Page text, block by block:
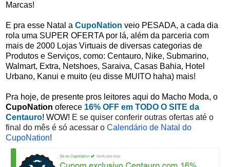
Marcas!
E pra esse Natal a CupoNation veio PESADA, a cada dia
rola uma SUPER OFERTA por lá, além da parceria com
mais de 2000 Lojas Virtuais de diversas categorias de
Produtos e Serviços, como: Centauro, Nike, Submarino,
Walmart, Extra, Netshoes, Saraiva, Casas Bahia, Hotel
Urbano, Kanui e muito (eu disse MUITO haha) mais!
Pra hoje, de presente pros leitores aqui do Macho Moda, o
CupoNation oferece 16% OFF em TODO O SITE da
Centauro! WOW! E se quiser conferir outras ofertas até o
final do mês é só acessar o Calendário de Natal do
CupoNation!